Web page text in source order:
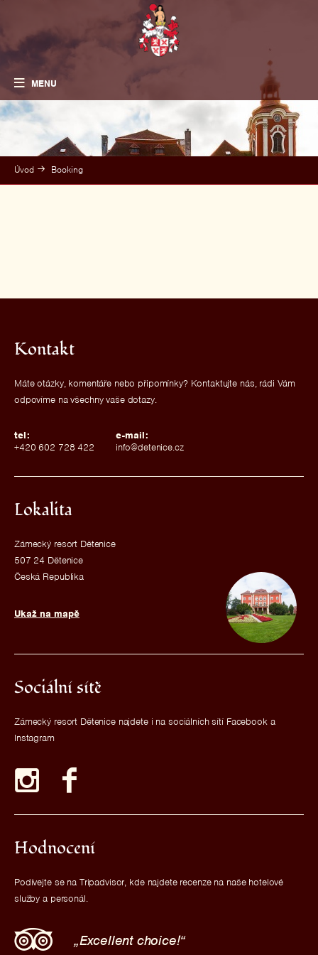
MENU
Úvod Booking
Kontakt
Máte otázky, komentáře nebo připomínky? Kontaktujte nás, rádi Vám
odpovíme na všechny vaše dotazy.
tel:
+420 602 728 422
e-mail:
info@detenice.cz
Lokalita
Zámecký resort Dětenice
507 24 Dětenice
Česká Republika
Ukaž na mapě
Sociální sítě
Zámecký resort Dětenice najdete i na sociálních sítí Facebook a
Instagram
Hodnocení
Podívejte se na Tripadvisor, kde najdete recenze na naše hotelové
služby a personál.
Excellent choice!